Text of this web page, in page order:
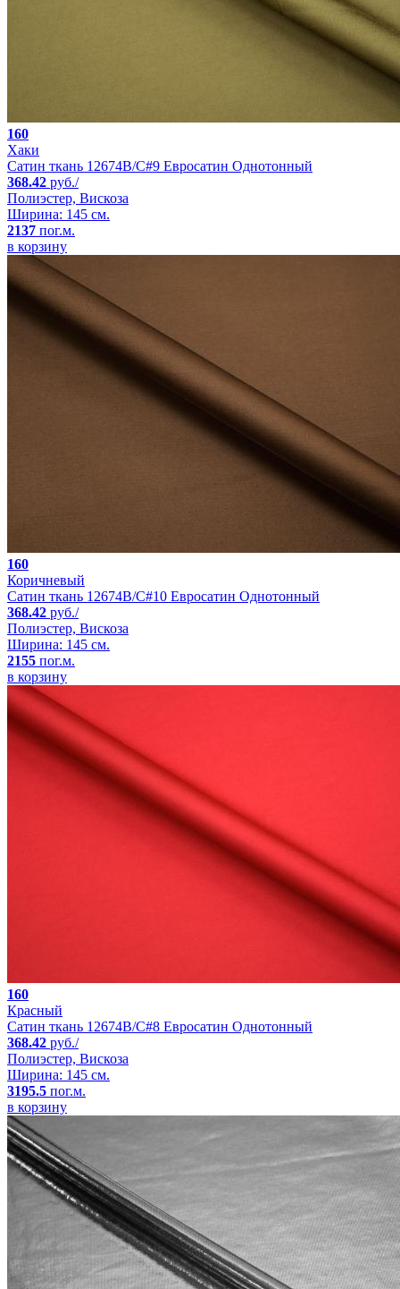
160
Хаки
Сатин ткань 12674B/C#9 Евросатин Однотонный
368.42 руб./
Полиэстер, Вискоза
Ширина: 145 см.
2137 пог.м.
в корзину
160
Коричневый
Сатин ткань 12674B/C#10 Евросатин Однотонный
368.42 руб./
Полиэстер, Вискоза
Ширина: 145 см.
2155 пог.м.
в корзину
160
Красный
Сатин ткань 12674B/C#8 Евросатин Однотонный
368.42 руб./
Полиэстер, Вискоза
Ширина: 145 см.
3195.5 пог.м.
в корзину